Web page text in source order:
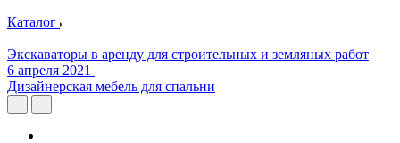
Каталог
Экскаваторы в аренду для строительных и земляных работ
6 апреля 2021
Дизайнерская мебель для спальни